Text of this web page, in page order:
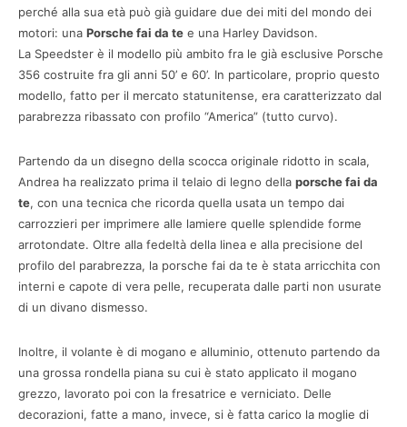
perché alla sua età può già guidare due dei miti del mondo dei
motori: una Porsche fai da te e una Harley Davidson.
La Speedster è il modello più ambito fra le già esclusive Porsche
356 costruite fra gli anni 50’ e 60’. In particolare, proprio questo
modello, fatto per il mercato statunitense, era caratterizzato dal
parabrezza ribassato con profilo “America” (tutto curvo).
Partendo da un disegno della scocca originale ridotto in scala,
Andrea ha realizzato prima il telaio di legno della porsche fai da
te, con una tecnica che ricorda quella usata un tempo dai
carrozzieri per imprimere alle lamiere quelle splendide forme
arrotondate. Oltre alla fedeltà della linea e alla precisione del
profilo del parabrezza, la porsche fai da te è stata arricchita con
interni e capote di vera pelle, recuperata dalle parti non usurate
di un divano dismesso.
Inoltre, il volante è di mogano e alluminio, ottenuto partendo da
una grossa rondella piana su cui è stato applicato il mogano
grezzo, lavorato poi con la fresatrice e verniciato. Delle
decorazioni, fatte a mano, invece, si è fatta carico la moglie di